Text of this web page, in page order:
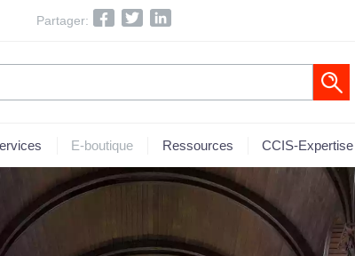
Partager:
E-boutique Ressources CCIS-Expertise